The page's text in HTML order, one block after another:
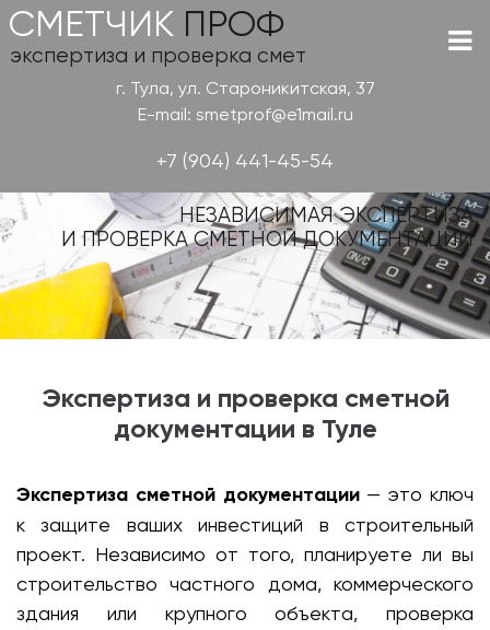
СМЕТЧИК ПРОФ
экспертиза и проверка смет
г. Тула, ул. Староникитская, 37
E-mail: smetprof@e1mail.ru
+7 (904) 441-45-54
НЕЗАВИСИМАЯ ЭКСПЕРТИЗА
И ПРОВЕРКА СМЕТНОЙ ДОКУМЕНТАЦИИ
Экспертиза и проверка сметной
документации в Туле
Экспертиза сметной документации— это ключ
к защите ваших инвестиций в строительный
проект. Независимо от того, планируете ли вы
строительство частного дома, коммерческого
здания или крупного объекта, проверка